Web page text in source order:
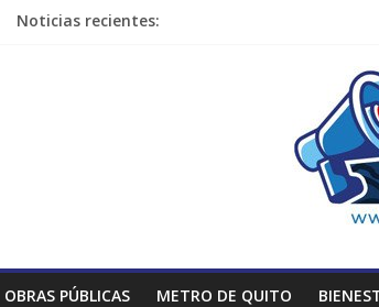
Noticias recientes:
OBRAS PÚBLICAS METRO DE QUITO